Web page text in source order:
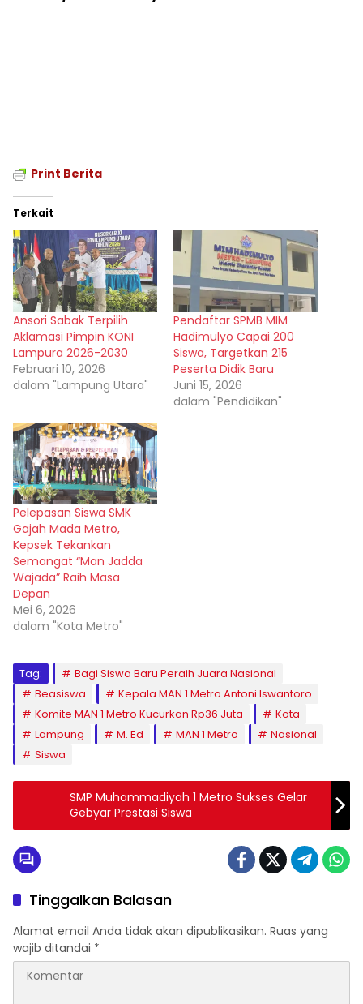
Print Berita
Terkait
Ansori Sabak Terpilih
Aklamasi Pimpin KONI
Lampura 2026-2030
Februari 10, 2026
dalam "Lampung Utara"
Pendaftar SPMB MIM
Hadimulyo Capai 200
Siswa, Targetkan 215
Peserta Didik Baru
Juni 15, 2026
dalam "Pendidikan"
Pelepasan Siswa SMK
Gajah Mada Metro,
Kepsek Tekankan
Semangat “Man Jadda
Wajada” Raih Masa
Depan
Mei 6, 2026
dalam "Kota Metro"
Tag:
Bagi Siswa Baru Peraih Juara Nasional
Beasiswa
Kepala MAN 1 Metro Antoni Iswantoro
Komite MAN 1 Metro Kucurkan Rp36 Juta
Kota
Lampung
M. Ed MAN 1 Metro
Nasional
Siswa
SMP Muhammadiyah 1 Metro Sukses Gelar
Gebyar Prestasi Siswa
Tinggalkan Balasan
Alamat email Anda tidak akan dipublikasikan. Ruas yang
wajib ditandai *